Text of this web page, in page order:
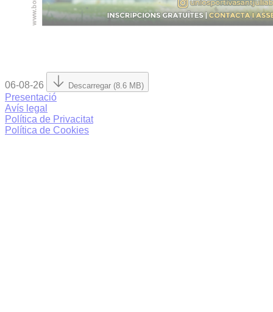
06-08-26 Descarregar (8.6 MB)
Presentació
Avís legal
Política de Privacitat
Política de Cookies